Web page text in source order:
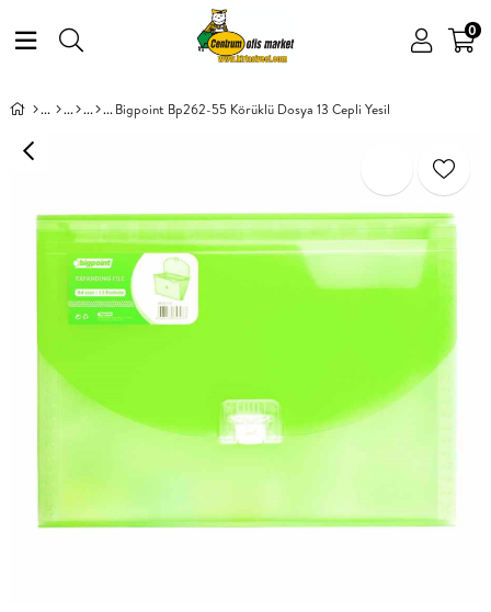
0
Bigpoint Bp262-55 Körüklü Dosya 13 Cepli Yesil